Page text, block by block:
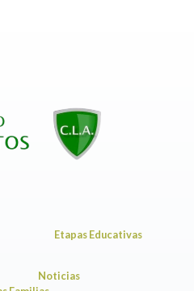
Etapas Educativas
Noticias